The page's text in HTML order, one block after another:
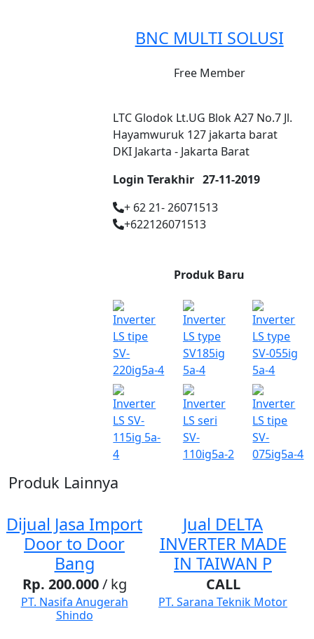
BNC MULTI SOLUSI
Free Member
LTC Glodok Lt.UG Blok A27 No.7 Jl.
Hayamwuruk 127 jakarta barat
DKI Jakarta - Jakarta Barat
Login Terakhir 27-11-2019
+ 62 21- 26071513
+622126071513
Produk Baru
Produk Lainnya
Dijual Jasa Import
Door to Door
Bang
Rp. 200.000/ kg
PT. Nasifa Anugerah
Shindo
Jual DELTA
INVERTER MADE
IN TAIWAN P
CALL
PT. Sarana Teknik Motor